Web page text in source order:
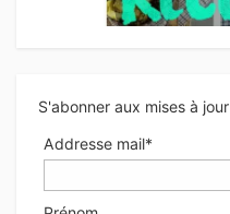
S'abonner aux mises à jour
Addresse mail*